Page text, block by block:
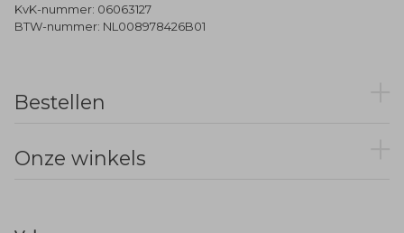
KvK-nummer: 06063127
BTW-nummer: NL008978426B01
Bestellen
Onze winkels